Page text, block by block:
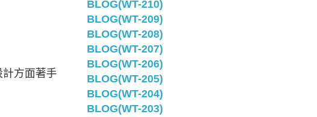
方面著手
BLOG(WT-210)
BLOG(WT-209)
BLOG(WT-208)
BLOG(WT-207)
BLOG(WT-206)
BLOG(WT-205)
BLOG(WT-204)
BLOG(WT-203)